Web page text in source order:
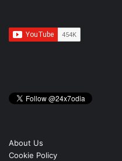
About Us
Cookie Policy